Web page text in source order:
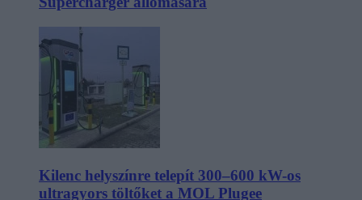
Kilenc helyszínre telepít 300–600 kW-os
ultragyors töltőket a MOL Plugee